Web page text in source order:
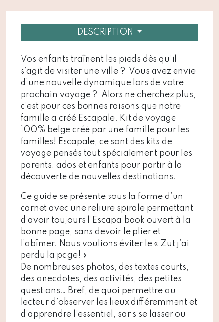
DESCRIPTION
Vos enfants traînent les pieds dès qu’il
s’agit de visiter une ville ? Vous avez envie
d’une nouvelle dynamique lors de votre
prochain voyage ? Alors ne cherchez plus,
c’est pour ces bonnes raisons que notre
famille a créé Escapale. Kit de voyage
100% belge créé par une famille pour les
familles! Escapale, ce sont des kits de
voyage pensés tout spécialement pour les
parents, ados et enfants pour partir à la
découverte de nouvelles destinations.
Ce guide se présente sous la forme d’un
carnet avec une reliure spirale permettant
d’avoir toujours l’Escapa’book ouvert à la
bonne page, sans devoir le plier et
l’abîmer. Nous voulions éviter le « Zut j’ai
perdu la page! »
De nombreuses photos, des textes courts,
des anecdotes, des activités, des petites
questions… Bref, de quoi permettre au
lecteur d’observer les lieux différemment et
d’apprendre l’essentiel, sans se lasser ou